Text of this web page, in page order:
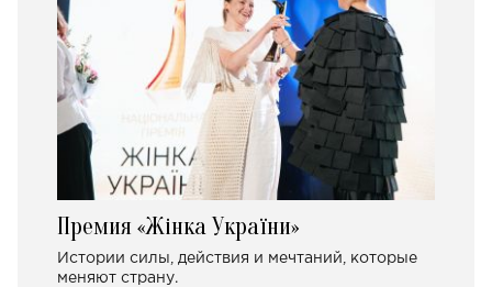
Премия «Жінка України»
Истории силы, действия и мечтаний, которые
меняют страну.